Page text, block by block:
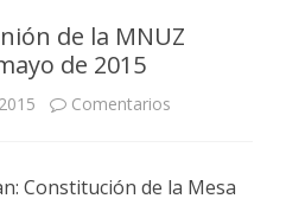
de la MNUZ
de 2015
Comentarios
Constitución de la Mesa